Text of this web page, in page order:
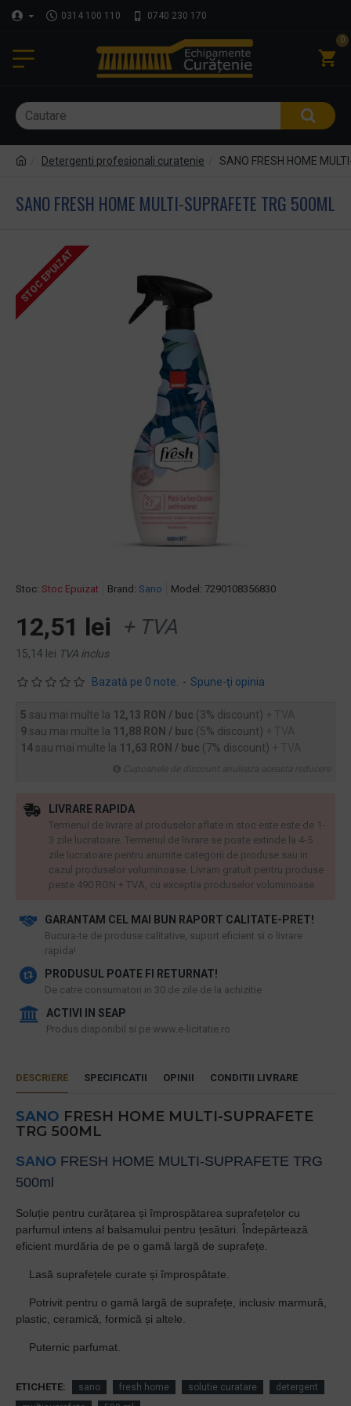
0314 100 110 0740 230 170
0
Detergenti profesionali curatenie SANO FRESH HOME
SANO FRESH HOME MULTI-SUPRAFETE TRG 500ML
STOC EPUIZAT
Stoc: Stoc Epuizat Brand: Sano Model: 7290108356830
Bazată pe 0 note. - Spune-ţi opinia
12,51 lei + TVA
15,14 lei TVA inclus
5 sau mai multe la 12,13 RON / buc (3% discount)
9 sau mai multe la 11,88 RON / buc (5% discount)
14 sau mai multe la 11,63 RON / buc (7% discount)
GARANTAM CEL MAI BUN RAPORT CALITATE-PRET!
​Bucura-te de produse calitative, suport eficient si o livrare
rapida!
PRODUSUL POATE FI RETURNAT!
De catre consumatori in 30 de zile de la achizitie
ACTIVI IN SEAP
Produs disponibil si pe www.e-licitatie.ro
LIVRARE RAPIDA
Termenul de livrare al produselor aflate in stoc este este de 1-
3 zile lucratoare. Termenul de livrare se poate extinde la 4-5
zile lucratoare pentru anumite categorii de produse sau in
cazul produselor voluminoase. Livram gratuit pentru produse
peste 490 RON + TVA, cu exceptia produselor voluminoase.
DESCRIERE SPECIFICATII OPINII CONDITII LIVRARE
SANO FRESH HOME MULTI-SUPRAFETE
TRG 500ML
SANO FRESH HOME MULTI-SUPRAFETE TRG
500ml
Soluție pentru curățarea și împrospătarea suprafeț­elor cu
parfumul intens al balsamului pentru țesături. Îndepărtează
eficient murdăria de pe o gamă largă de suprafețe.
Lasă suprafeț­ele curate și împrospătate.
Potrivit pentru o gamă largă de suprafețe, inclusiv marmură,
plastic, ceramică, formică și altele.
Puternic parfumat.
ETICHETE: sano fresh home solutie curatare
detergent